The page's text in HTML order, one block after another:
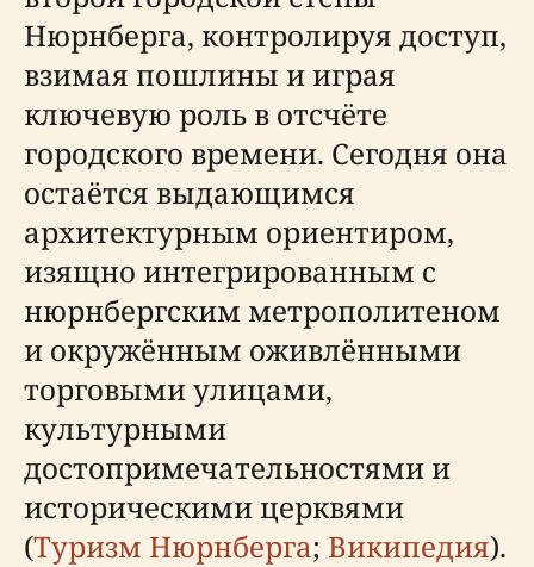
Нюрнберга, контролируя доступ,
взимая пошлины и играя
ключевую роль в отсчёте
городского времени. Сегодня она
остаётся выдающимся
архитектурным ориентиром,
изящно интегрированным с
нюрнбергским метрополитеном
и окружённым оживлёнными
торговыми улицами,
культурными
достопримечательностями и
историческими церквями
(Туризм Нюрнберга; Википедия).